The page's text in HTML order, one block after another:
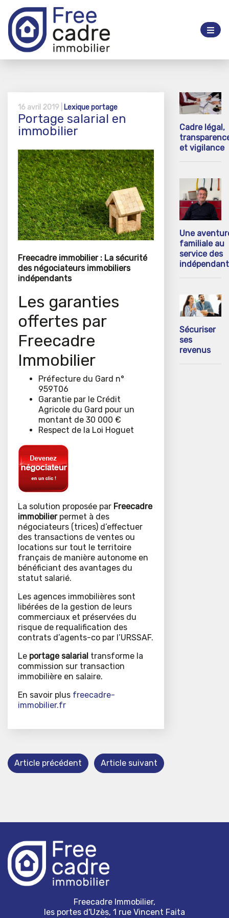
16 avril 2019 | Lexique portage
Portage salarial en
immobilier
Freecadre immobilier : La sécurité
des négociateurs immobiliers
indépendants
Les garanties
offertes par
Freecadre
Immobilier
Préfecture du Gard n°
959T06
Garantie par le Crédit
Agricole du Gard pour un
montant de 30 000 €
Respect de la Loi Hoguet
La solution proposée par Freecadre
immobilierpermet à des
négociateurs (trices) d’effectuer
des transactions de ventes ou
locations sur tout le territoire
français de manière autonome en
bénéficiant des avantages du
statut salarié.
Les agences immobilières sont
libérées de la gestion de leurs
commerciaux et préservées du
risque de requalification des
contrats d’agents-co par l’URSSAF.
Le portage salarial transforme la
commission sur transaction
immobilière en salaire.
En savoir plus freecadre-
immobilier.fr
Article précédent Article suivant
Cadre légal,
et vigilance
Une
familiale au
service des
Sécuriser
ses
revenus
Freecadre Immobilier,
les portes d'Uzès, 1 rue Vincent Faita